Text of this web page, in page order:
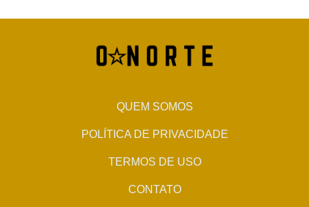
QUEM SOMOS
POLÍTICA DE PRIVACIDADE
TERMOS DE USO
CONTATO